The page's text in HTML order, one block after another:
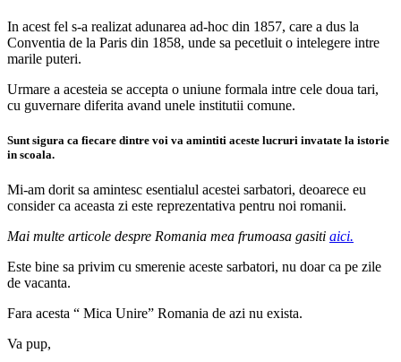
In acest fel s-a realizat adunarea ad-hoc din 1857, care a dus la
Conventia de la Paris din 1858, unde sa pecetluit o intelegere intre
marile puteri.
Urmare a acesteia se accepta o uniune formala intre cele doua tari,
cu guvernare diferita avand unele institutii comune.
Sunt sigura ca fiecare dintre voi va amintiti aceste lucruri invatate la istorie
in scoala.
Mi-am dorit sa amintesc esentialul acestei sarbatori, deoarece eu
consider ca aceasta zi este reprezentativa pentru noi romanii.
Mai multe articole despre Romania mea frumoasa gasiti aici.
Este bine sa privim cu smerenie aceste sarbatori, nu doar ca pe zile
de vacanta.
Fara acesta “ Mica Unire” Romania de azi nu exista.
Va pup,